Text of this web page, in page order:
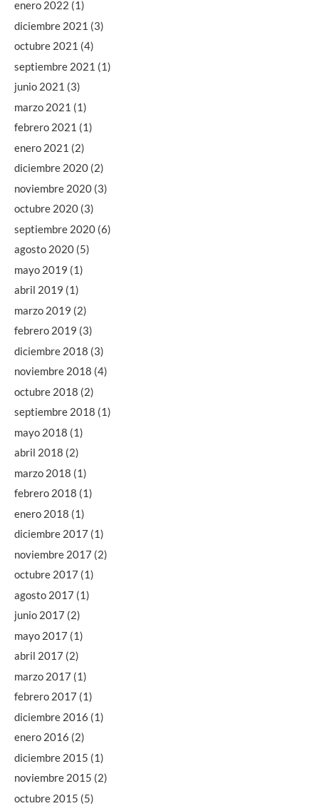
enero 2022 (1)
diciembre 2021 (3)
octubre 2021 (4)
septiembre 2021 (1)
junio 2021 (3)
marzo 2021 (1)
febrero 2021 (1)
enero 2021 (2)
diciembre 2020 (2)
noviembre 2020 (3)
octubre 2020 (3)
septiembre 2020 (6)
agosto 2020 (5)
mayo 2019 (1)
abril 2019 (1)
marzo 2019 (2)
febrero 2019 (3)
diciembre 2018 (3)
noviembre 2018 (4)
octubre 2018 (2)
septiembre 2018 (1)
mayo 2018 (1)
abril 2018 (2)
marzo 2018 (1)
febrero 2018 (1)
enero 2018 (1)
diciembre 2017 (1)
noviembre 2017 (2)
octubre 2017 (1)
agosto 2017 (1)
junio 2017 (2)
mayo 2017 (1)
abril 2017 (2)
marzo 2017 (1)
febrero 2017 (1)
diciembre 2016 (1)
enero 2016 (2)
diciembre 2015 (1)
noviembre 2015 (2)
octubre 2015 (5)